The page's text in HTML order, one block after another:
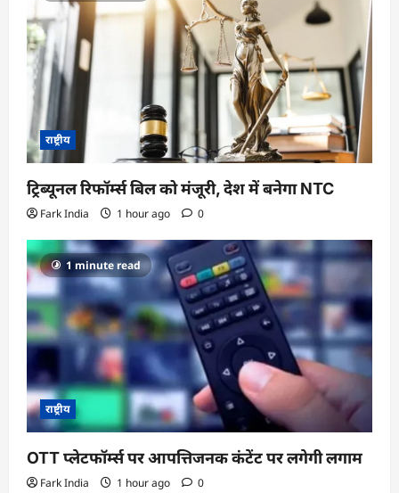
राष्ट्रीय
ट्रिब्यूनल रिफॉर्म्स बिल को मंजूरी, देश में बनेगा NTC
Fark India 1 hour ago 0
1 minute read
राष्ट्रीय
OTT प्लेटफॉर्म्स पर आपत्तिजनक कंटेंट पर लगेगी लगाम
Fark India 1 hour ago 0